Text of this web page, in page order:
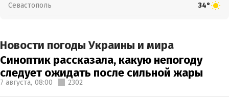
Севастополь 34°
Новости погоды Украины и мира
Синоптик рассказала, какую непогоду
следует ожидать после сильной жары
7 августа, 08:00 2302